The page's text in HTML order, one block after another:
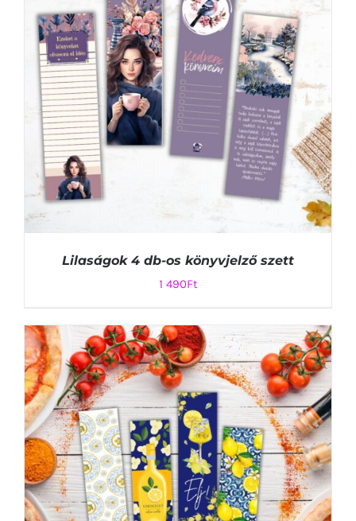
KOSÁRBA TESZEM
/
RÉSZLETEK
Lilaságok 4 db-os könyvjelző szett
1 490Ft